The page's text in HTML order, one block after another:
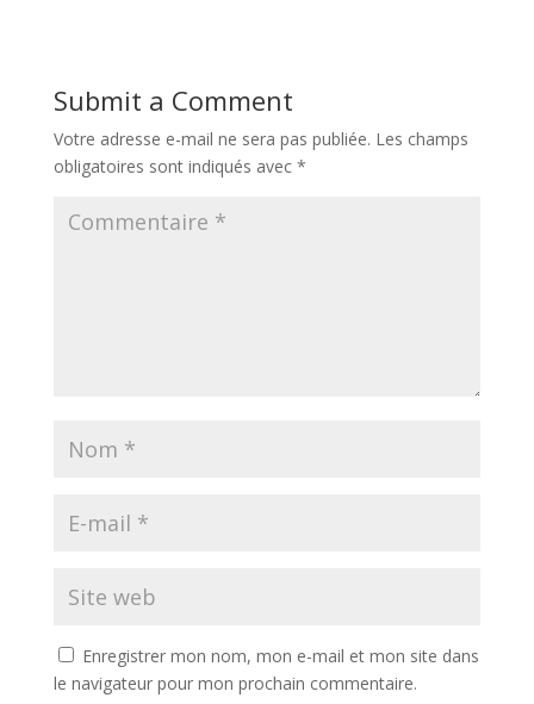
Submit a Comment
Votre adresse e-mail ne sera pas publiée. Les champs
obligatoires sont indiqués avec *
Enregistrer mon nom, mon e-mail et mon site dans
le navigateur pour mon prochain commentaire.